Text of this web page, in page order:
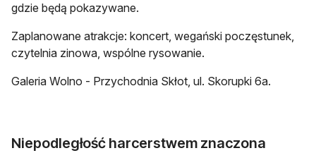
gdzie będą pokazywane.
Zaplanowane atrakcje: koncert, wegański poczęstunek,
czytelnia zinowa, wspólne rysowanie.
Galeria Wolno - Przychodnia Skłot, ul. Skorupki 6a.
Niepodległość harcerstwem znaczona